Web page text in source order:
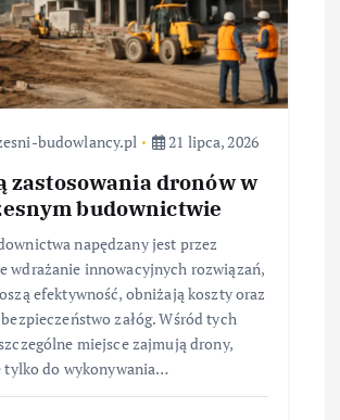
budowlancy.pl 21 lipca, 2026
zastosowania dronów w
budownictwie
napędzany jest przez
wdrażanie innowacyjnych rozwiązań,
efektywność, obniżają koszty oraz
załóg. Wśród tych
miejsce zajmują drony,
tylko do wykonywania…